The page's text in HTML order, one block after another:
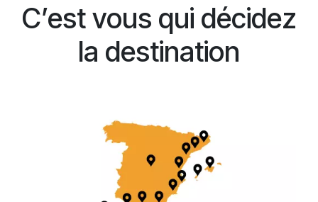
C’est vous qui décidez
la destination